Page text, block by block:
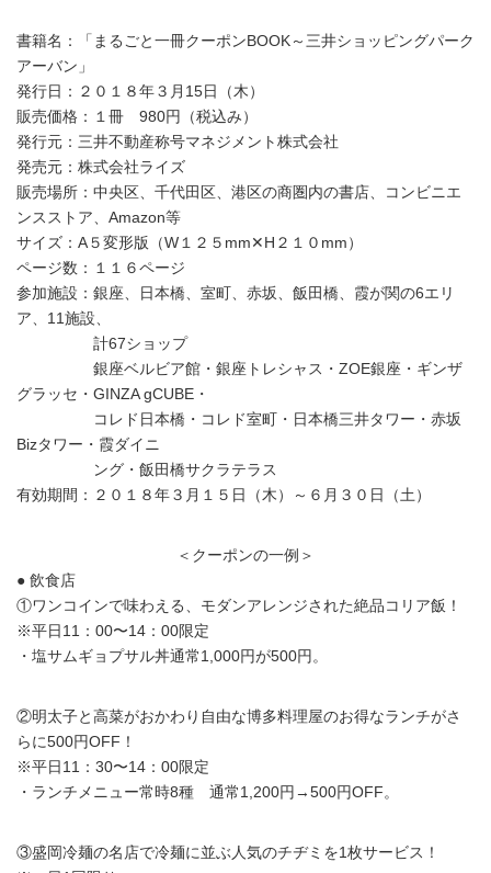
書籍名：「まるごと一冊クーポンBOOK～三井ショッピングパーク
アーバン」
発行日：２０１８年３月15日（木）
販売価格：１冊 980円（税込み）
発行元：三井不動産称号マネジメント株式会社
発売元：株式会社ライズ
販売場所：中央区、千代田区、港区の商圏内の書店、コンビニエ
ンスストア、Amazon等
サイズ：A５変形版（W１２５mm✕H２１０mm）
ページ数：１１６ページ
参加施設：銀座、日本橋、室町、赤坂、飯田橋、霞が関の6エリ
ア、11施設、
計67ショップ
銀座ベルビア館・銀座トレシャス・ZOE銀座・ギンザ
グラッセ・GINZA gCUBE・
コレド日本橋・コレド室町・日本橋三井タワー・赤坂
Bizタワー・霞ダイニ
ング・飯田橋サクラテラス
有効期間：２０１８年３月１５日（木）～６月３０日（土）
＜クーポンの一例＞
● 飲食店
①ワンコインで味わえる、モダンアレンジされた絶品コリア飯！
※平日11：00〜14：00限定
・塩サムギョプサル丼通常1,000円が500円。
②明太子と高菜がおかわり自由な博多料理屋のお得なランチがさ
らに500円OFF！
※平日11：30〜14：00限定
・ランチメニュー常時8種 通常1,200円→500円OFF。
③盛岡冷麺の名店で冷麺に並ぶ人気のチヂミを1枚サービス！